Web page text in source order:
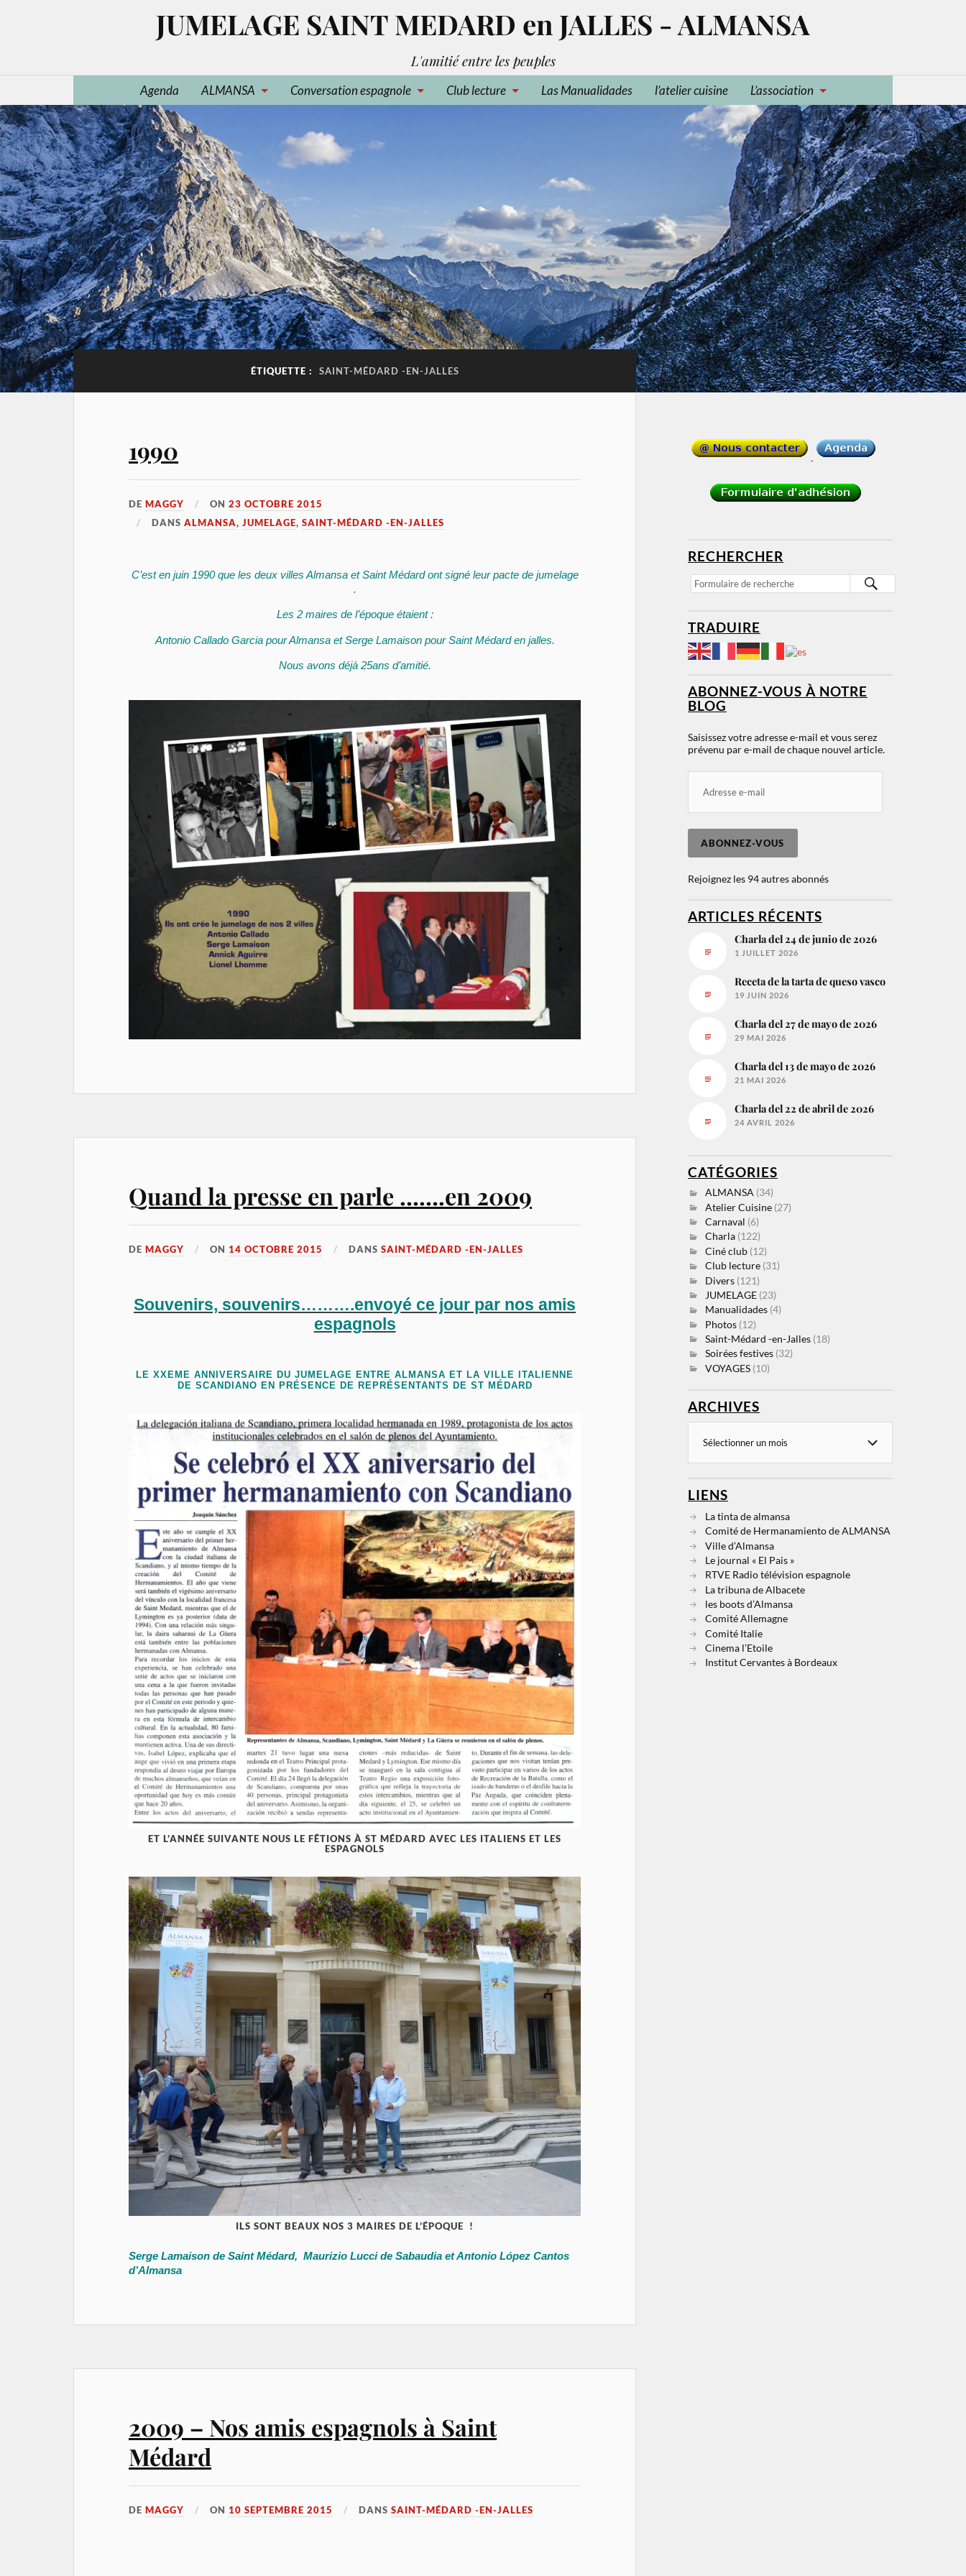
JUMELAGE SAINT MEDARD en JALLES - ALMANSA
L'amitié entre les peuples
Agenda ALMANSA Conversation espagnole Club lecture Las Manualidades l’atelier cuisine L’association
ÉTIQUETTE : SAINT-MÉDARD -EN-JALLES
1990
DEMAGGY ON23 OCTOBRE 2015
DANSALMANSA,JUMELAGE,SAINT-MÉDARD -EN-JALLES
C’est en juin 1990 que les deux villes Almansa et Saint Médard ont signé leur pacte de jumelage
.
Les 2 maires de l’époque étaient :
Antonio Callado Garcia pour Almansa et Serge Lamaison pour Saint Médard en jalles.
Nous avons déjà 25ans d’amitié.
Quand la presse en parle …….en 2009
DEMAGGY ON 14 OCTOBRE 2015 DANSSAINT-MÉDARD -EN-JALLES
Souvenirs, souvenirs……….envoyé ce jour par nos amis
espagnols
LE XXEME ANNIVERSAIRE DU JUMELAGE ENTRE ALMANSA ET LA VILLE ITALIENNE
DE SCANDIANO EN PRÉSENCE DE REPRÉSENTANTS DE ST MÉDARD
ET L’ANNÉE SUIVANTE NOUS LE FÊTIONS À ST MÉDARD AVEC LES ITALIENS ET LES
ESPAGNOLS
ILS SONT BEAUX NOS 3 MAIRES DE L’ÉPOQUE !
Serge Lamaison de Saint Médard, Maurizio Lucci de Sabaudia et Antonio López Cantos
d’Almansa
2009 – Nos amis espagnols à Saint
Médard
DEMAGGY ON 10 SEPTEMBRE 2015 DANSSAINT-MÉDARD -EN-JALLES
RECHERCHER
TRADUIRE
ABONNEZ-VOUS À NOTRE
BLOG
Saisissez votre adresse e-mail et vous serez
prévenu par e-mail de chaque nouvel article.
ABONNEZ-VOUS
Rejoignez les 94 autres abonnés
ARTICLES RÉCENTS
Charla del 24 de junio de 2026
1 JUILLET 2026
Receta de la tarta de queso vasco
19 JUIN 2026
Charla del 27 de mayo de 2026
29 MAI 2026
Charla del 13 de mayo de 2026
21 MAI 2026
Charla del 22 de abril de 2026
24 AVRIL 2026
CATÉGORIES
ALMANSA (34)
Atelier Cuisine (27)
Carnaval (6)
Charla (122)
Ciné club (12)
Club lecture (31)
Divers (121)
JUMELAGE (23)
Manualidades (4)
Photos (12)
Saint-Médard -en-Jalles (18)
Soirées festives (32)
VOYAGES (10)
ARCHIVES
LIENS
La tinta de almansa
Comité de Hermanamiento de ALMANSA
Ville d’Almansa
Le journal « El Pais »
RTVE Radio télévision espagnole
La tribuna de Albacete
les boots d’Almansa
Comité Allemagne
Comité Italie
Cinema l’Etoile
Institut Cervantes à Bordeaux